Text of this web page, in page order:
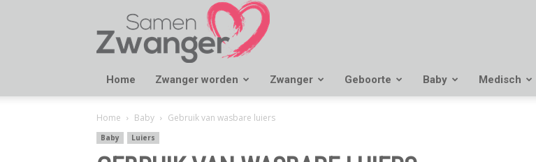
Samen
Zwanger
Home Zwanger worden Zwanger Geboorte Baby Medisch
Home Baby Gebruik van wasbare luiers
Baby Luiers